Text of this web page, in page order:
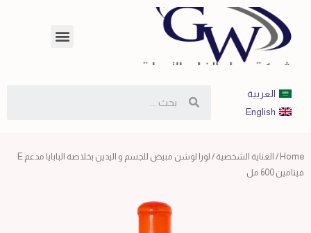
العربية
English
Home
/ العناية الشخصية
/ لورا لوشن مبيض للجسم و اليدين بخلاصة البابايا مدعم E
فيتامين 600 مل